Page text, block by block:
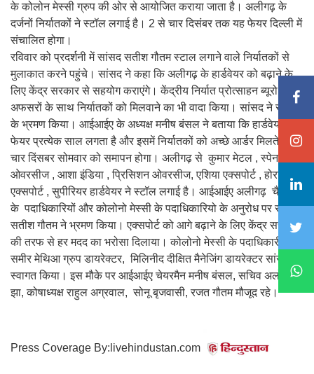
के कोलोन मेस्सी ग्रुप की ओर से आयोजित कराया जाता है। अलीगढ़ के
दर्जनों निर्यातकों ने स्टॉल लगाई है। 2 से चार दिसंबर तक यह फेयर दिल्ली में
संचालित होगा।
रविवार को प्रदर्शनी में सांसद सतीश गौतम स्टाल लगाने वाले निर्यातकों से
मुलाकात करने पहुंचे। सांसद ने कहा कि अलीगढ़ के हार्डवेयर को बढ़ाने के
लिए केंद्र सरकार से सहयोग कराएंगे। केंद्रीय निर्यात प्रोत्साहन ब्यूरो के
अफसरों के साथ निर्यातकों को मिलवाने का भी वादा किया। सांसद ने स्टालों
के भ्रमण किया। आईआईए के अध्यक्ष मनीष बंसल ने बताया कि हार्डवेयर
फेयर प्रत्येक साल लगता है और इसमें निर्यातकों को अच्छे आर्डर मिलते हैं।
चार दिंसबर सोमवार को समापन होगा। अलीगढ़ से कुमार मेटल , स्पेन
ओवरसीज , आशा इंडिया , प्रिसिशन ओवरसीज, एशिया एक्सपोर्ट , होराइजन
एक्सपोर्ट , सुपीरियर हार्डवेयर ने स्टॉल लगाई है। आईआईए अलीगढ़ चैप्टर
के पदाधिकारियों और कोलोनो मेस्सी के पदाधिकारियो के अनुरोध पर सांसद
सतीश गौतम ने भ्रमण किया। एक्सपोर्ट को आगे बढ़ाने के लिए केंद्र सरकार
की तरफ से हर मदद का भरोसा दिलाया। कोलोनो मेस्सी के पदाधिकारी
समीर मेथिआ ग्रुप डायरेक्टर, मिलिनीद दीक्षित मैनेजिंग डायरेक्टर सांसद का
स्वागत किया। इस मौके पर आईआईए चेयरमैन मनीष बंसल, सचिव अलोक
झा, कोषाध्यक्ष राहुल अग्रवाल, सोनू बृजवासी, रजत गौतम मौजूद रहे।
Press Coverage By:livehindustan.com